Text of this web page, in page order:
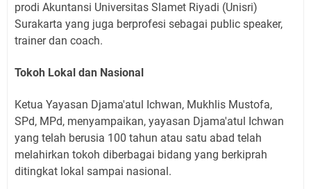
prodi Akuntansi Universitas Slamet Riyadi (Unisri)
Surakarta yang juga berprofesi sebagai public speaker,
trainer dan coach.
Tokoh Lokal dan Nasional
Ketua Yayasan Djama'atul Ichwan, Mukhlis Mustofa,
SPd, MPd, menyampaikan, yayasan Djama'atul Ichwan
yang telah berusia 100 tahun atau satu abad telah
melahirkan tokoh diberbagai bidang yang berkiprah
ditingkat lokal sampai nasional.